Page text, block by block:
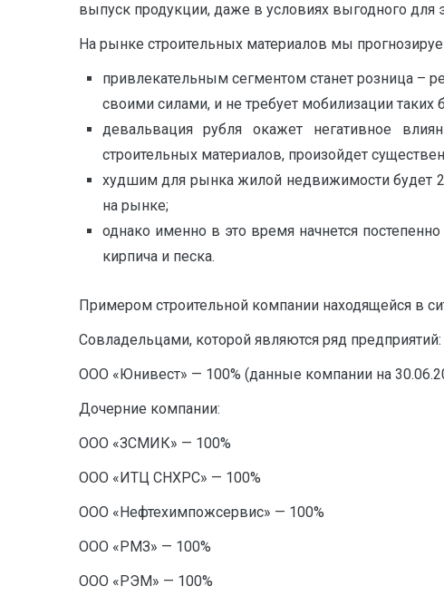
выпуск продукции, даже в условиях выгодного
На рынке строительных материалов мы
привлекательным сегментом станет розница –
своими силами, и не требует мобилизации
девальвация рубля окажет негативное
строительных материалов, произойдет
худшим для рынка жилой недвижимости будет
на рынке;
однако именно в это время начнется
кирпича и песка.
Примером строительной компании находящейся в
Совладельцами, которой являются ряд предприятий:
ООО «Юнивест» — 100% (данные компании на
Дочерние компании:
ООО «ЗСМИК» — 100%
ООО «ИТЦ СНХРС» — 100%
ООО «Нефтехимпожсервис» — 100%
ООО «РМЗ» — 100%
ООО «РЭМ» — 100%